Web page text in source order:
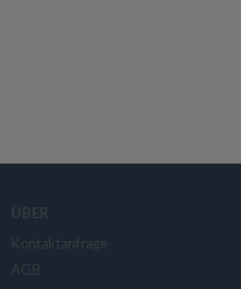
ÜBER
Kontaktanfrage
AGB